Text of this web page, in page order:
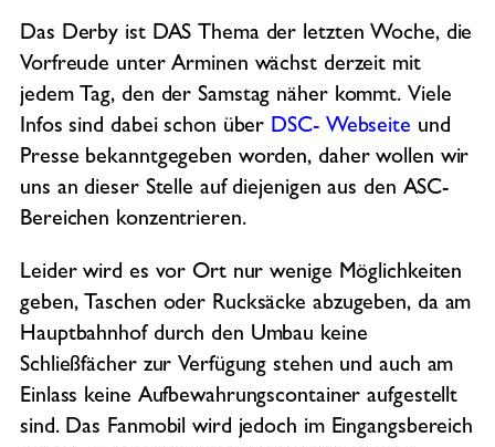
Das Derby ist DAS Thema der letzten Woche, die
Vorfreude unter Arminen wächst derzeit mit
jedem Tag, den der Samstag näher kommt. Viele
Infos sind dabei schon über DSC- Webseite und
Presse bekanntgegeben worden, daher wollen wir
uns an dieser Stelle auf diejenigen aus den ASC-
Bereichen konzentrieren.
Leider wird es vor Ort nur wenige Möglichkeiten
geben, Taschen oder Rucksäcke abzugeben, da am
Hauptbahnhof durch den Umbau keine
Schließfächer zur Verfügung stehen und auch am
Einlass keine Aufbewahrungscontainer aufgestellt
sind. Das Fanmobil wird jedoch im Eingangsbereich